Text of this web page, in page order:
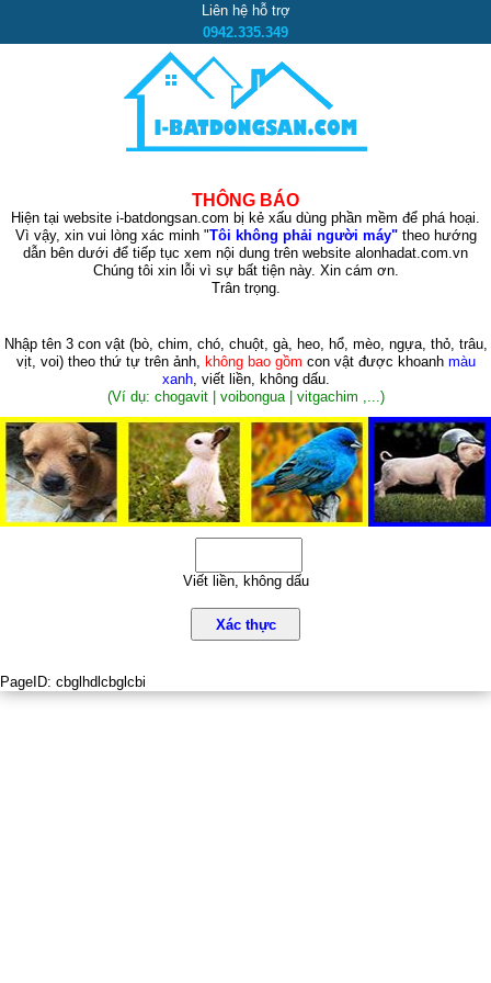
Liên hệ hỗ trợ
0942.335.349
THÔNG BÁO
Hiện tại website i-batdongsan.com bị kẻ xấu dùng phần mềm để phá hoại.
Vì vậy, xin vui lòng xác minh "Tôi không phải người máy"theo hướng
dẫn bên dưới để tiếp tục xem nội dung trên website alonhadat.com.vn
Chúng tôi xin lỗi vì sự bất tiện này. Xin cám ơn.
Trân trọng.
Nhập tên 3 con vật (bò, chim, chó, chuột, gà, heo, hổ, mèo, ngựa, thỏ, trâu,
vịt, voi)theo thứ tự trên ảnh, không bao gồm con vật được khoanh màu
xanh, viết liền, không dấu.
(Ví dụ: chogavit | voibongua | vitgachim ,...)
Viết liền, không dấu
Xác thực
PageID: cbglhdlcbglcbi